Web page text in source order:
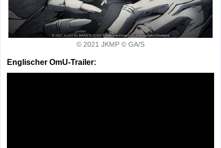
© 2021 JKMP © GA/S
Englischer OmU-Trailer: